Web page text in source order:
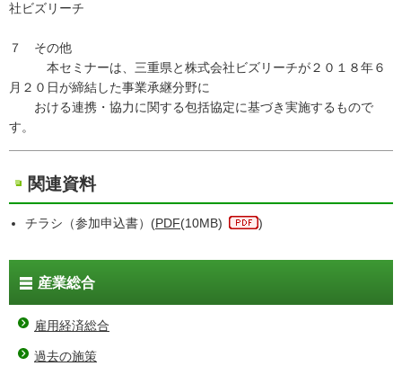
社ビズリーチ
７ その他
本セミナーは、三重県と株式会社ビズリーチが２０１８年６
月２０日が締結した事業承継分野に
おける連携・協力に関する包括協定に基づき実施するもので
す。
関連資料
チラシ（参加申込書）(PDF(10MB) )
産業総合
雇用経済総合
過去の施策